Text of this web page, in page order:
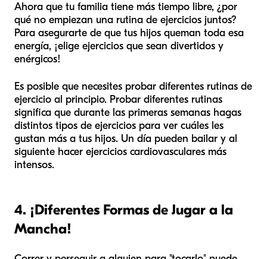
Ahora que tu familia tiene más tiempo libre, ¿por
qué no empiezan una rutina de ejercicios juntos?
Para asegurarte de que tus hijos queman toda esa
energía, ¡elige ejercicios que sean divertidos y
enérgicos!
Es posible que necesites probar diferentes rutinas de
ejercicio al principio. Probar diferentes rutinas
significa que durante las primeras semanas hagas
distintos tipos de ejercicios para ver cuáles les
gustan más a tus hijos. Un día pueden bailar y al
siguiente hacer ejercicios cardiovasculares más
intensos.
4. ¡Diferentes Formas de Jugar a la
Mancha!